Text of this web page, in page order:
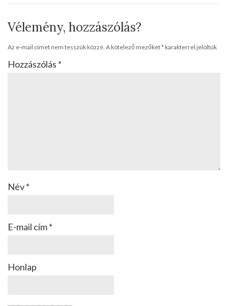
Vélemény, hozzászólás?
Az e-mail címet nem tesszük közzé. A kötelező mezőket*karakterrel jelöltük
Hozzászólás *
Név*
E-mail cím*
Honlap